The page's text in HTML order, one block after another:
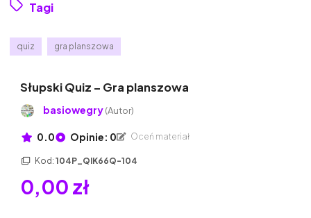
Tagi
quiz gra planszowa
Słupski Quiz – Gra planszowa
basiowegry(Autor)
0.0 Opinie: 0 Oceń materiał
Kod: 104P_QIK66Q-104
0,00 zł